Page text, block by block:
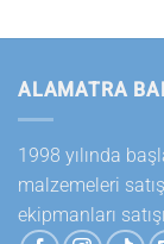
ALAMATRA
1998 yılında
malzemeleri
ekipmanları